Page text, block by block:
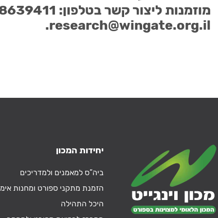
מוזמנות ליצור קשר בטלפון: 8639411–09 או במייל:
research@wingate.org.il
.
יחידות המכון
ביה”ס למאמנים ולמדריכים
הזמנת מתקני ספורט ומחנות
היכל התהילה